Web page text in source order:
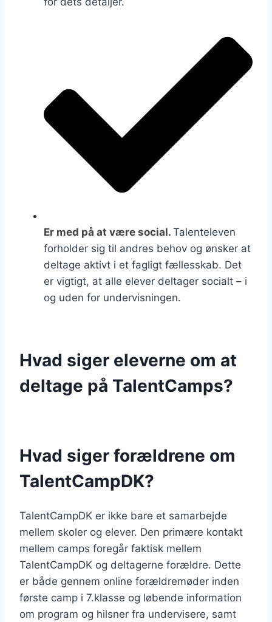
Er med på at være social. Talenteleven
forholder sig til andres behov og ønsker at
deltage aktivt i et fagligt fællesskab. Det
er vigtigt, at alle elever deltager socialt – i
og uden for undervisningen.
Hvad siger eleverne om at
deltage på TalentCamps?
Hvad siger forældrene om
TalentCampDK?
TalentCampDK er ikke bare et samarbejde
mellem skoler og elever. Den primære kontakt
mellem camps foregår faktisk mellem
TalentCampDK og deltagerne forældre. Dette
er både gennem online forældremøder inden
første camp i 7.klasse og løbende information
om program og hilsner fra undervisere, samt